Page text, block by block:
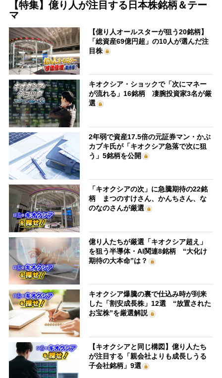
【特集】億り人が注目する日本株銘柄＆テー
マ
【億り人オールスターが狙う20銘柄】
「総資産69億円超」の10人が選んだ注
目株
キオクシア・ショックで「次にマネー
が流れる」16銘柄 凄腕投資家3名が厳
選
2年弱で資産17.5倍の元証券マン・かぶ
カブキ氏が「キオクシア急落で次に狙
う」5銘柄を公開
「キオクシアの次」に急騰期待の22銘
柄 まつのすけさん、かんちさん、な
のなのさんが厳選
億り人たちが厳選「キオクシア超え」
を狙う半導体・AI関連8銘柄 “大化け
期待の大本命”は？
キオクシア爆騰の裏で仕込み時が到来
した「割安成長株」12選 “放置された
お宝株”を厳選解説
【キオクシアと同じ構図】億り人たち
が注目する「親会社よりも成長しうる
子会社銘柄」9選